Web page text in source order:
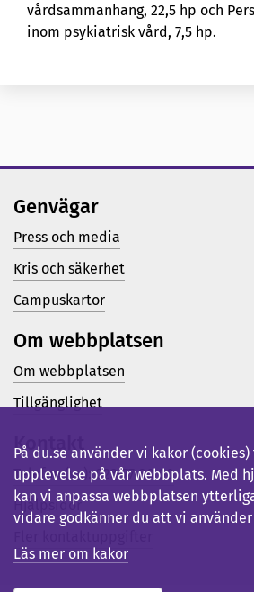
vårdsammanhang, 22,5 hp och
inom psykiatrisk vård, 7,5 hp.
Genvägar
Press och media
Kris och säkerhet
Campuskartor
Om webbplatsen
Om webbplatsen
Tillgänglighet
Kontakt
Telefon (vx): 023-77 80 00
Hjälpsidor
På du.se använder vi kakor
upplevelse på vår webbplats. Med
kan vi anpassa webbplatsen
vidare godkänner du att vi använder
Läs mer om kakor